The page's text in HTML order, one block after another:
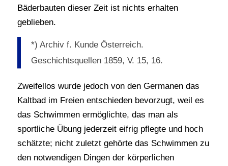
Bäderbauten dieser Zeit ist nichts erhalten
geblieben.
*) Archiv f. Kunde Österreich.
Geschichtsquellen 1859, V. 15, 16.
Zweifellos wurde jedoch von den Germanen das
Kaltbad im Freien entschieden bevorzugt, weil es
das Schwimmen ermöglichte, das man als
sportliche Übung jederzeit eifrig pflegte und hoch
schätzte; nicht zuletzt gehörte das Schwimmen zu
den notwendigen Dingen der körperlichen